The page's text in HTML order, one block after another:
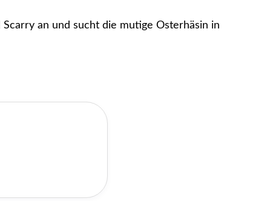
an und sucht die mutige Osterhäsin in